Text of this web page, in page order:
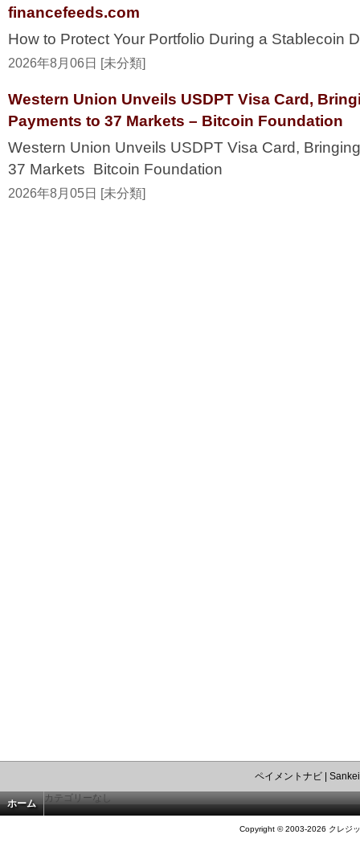
financefeeds.com
How to Protect Your Portfolio During a Stablecoin
2026年8月06日 [未分類]
Western Union Unveils USDPT Visa Card,
Payments to 37 Markets – Bitcoin Foundation
Western Union Unveils USDPT Visa Card,
37 Markets Bitcoin Foundation
2026年8月05日 [未分類]
ペイメントナビ|
ホーム カテゴリーなし
Copyright © 2003-2026 クレジ